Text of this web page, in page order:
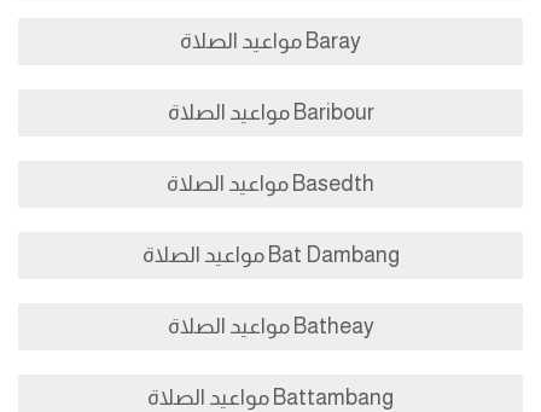
Baray مواعيد الصلاة
Baribour مواعيد الصلاة
Basedth مواعيد الصلاة
Bat Dambang مواعيد الصلاة
Batheay مواعيد الصلاة
Battambang مواعيد الصلاة